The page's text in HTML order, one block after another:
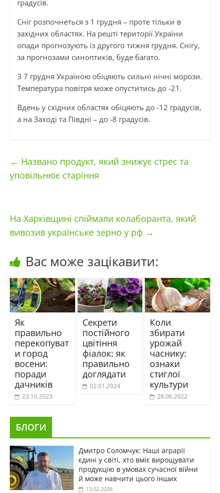
градусів.
Сніг розпочнеться з 1 грудня – проте тільки в
західних областях. На решті території України
опади прогнозують із другого тижня грудня. Снігу,
за прогнозами синоптиків, буде багато.
З 7 грудня Україною обіцяють сильні нічні морози.
Температура повітря може опуститись до -21.
Вдень у східних областях обіцяють до -12 градусів,
а на Заході та Півдні – до -8 градусів.
← Названо продукт, який знижує стрес та
уповільнює старіння
На Харківщині спіймали колаборанта, який
вивозив українське зерно у рф →
Вас може зацікавити:
Як
правильно
перекопуват
и город
восени:
поради
дачників
23.10.2023
Секрети
постійного
цвітіння
фіалок: як
правильно
доглядати
02.01.2024
Коли
збирати
урожай
часнику:
ознаки
стиглої
культури
28.06.2022
БЛОГИ
Дмитро Соломчук: Наші аграрії
єдині у світі, хто вміє вирощувати
продукцію в умовах сучасної війни
й може навчити цього інших
13.02.2026